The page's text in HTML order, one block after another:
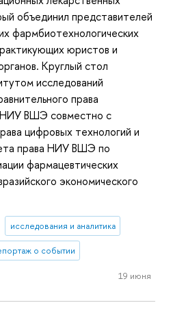
объединил представителей
фармбиотехнологических
юристов и
Круглый стол
исследований
права
НИУ ВШЭ совместно с
цифровых технологий и
права НИУ ВШЭ по
фармацевтических
экономического
исследования и аналитика
о событии
19 июня